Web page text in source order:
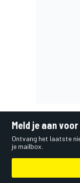
Meld je aan
Ontvang het laatste
je mailbox.